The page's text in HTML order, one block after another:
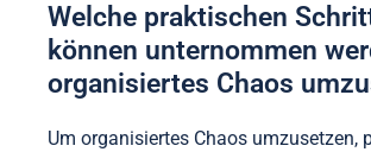
Welche praktischen
können unternommen
organisiertes Chaos
Um organisiertes Chaos umzusetzen,